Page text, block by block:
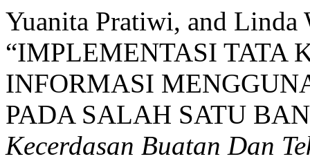
Yuanita Pratiwi, and Linda
“IMPLEMENTASI TATA
INFORMASI
PADA SALAH SATU
Kecerdasan Buatan Dan